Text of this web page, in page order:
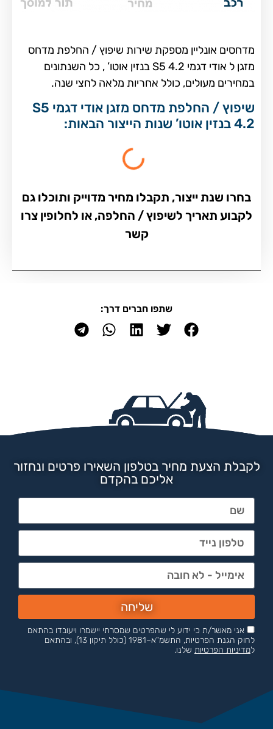
מדחסים אונליין מספקת שירות שיפוץ / החלפת מדחס
מזגן ל אודי דגמי S5 4.2 בנזין אוטו’ , כל השנתונים
במחירים מעולים, כולל אחריות מלאה לחצי שנה.
שיפוץ / החלפת מדחס מזגן אודי דגמי S5
4.2 בנזין אוטו’ שנות הייצור הבאות:
בחרו שנת ייצור, תקבלו מחיר מדוייק ותוכלו גם
לקבוע תאריך לשיפוץ / החלפה, או לחלופין צרו
קשר
שתפו חברים דרך:
לקבלת הצעת מחיר בטלפון השאירו פרטים ונחזור
אליכם בהקדם
אני מאשר/ת כי ידוע לי שהפרטים שמסרתי יישמרו ויעובדו בהתאם
לחוק הגנת הפרטיות, התשמ"א–1981 (כולל תיקון 13), ובהתאם
למדיניות הפרטיות שלנו.
שליחה